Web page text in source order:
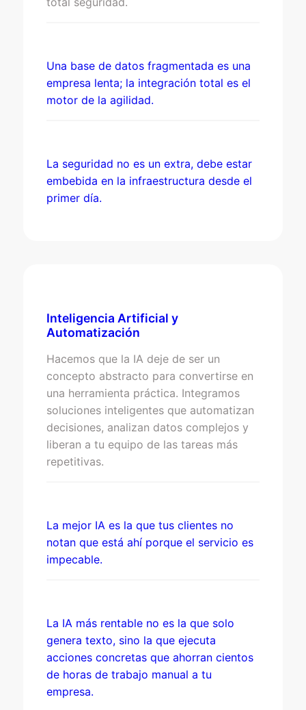
Una base de datos fragmentada es una
empresa lenta; la integración total es el
motor de la agilidad.
La seguridad no es un extra, debe estar
embebida en la infraestructura desde el
primer día.
Inteligencia Artificial y
Automatización
Hacemos que la IA deje de ser un
concepto abstracto para convertirse en
una herramienta práctica. Integramos
soluciones inteligentes que automatizan
decisiones, analizan datos complejos y
liberan a tu equipo de las tareas más
repetitivas.
La mejor IA es la que tus clientes no
notan que está ahí porque el servicio es
impecable.
La IA más rentable no es la que solo
genera texto, sino la que ejecuta
acciones concretas que ahorran cientos
de horas de trabajo manual a tu
empresa.